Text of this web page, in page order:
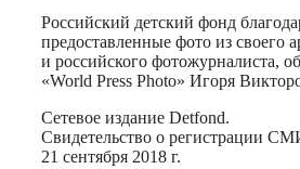
Российский детский фонд
предоставленные фото из своего
и российского фотожурналиста,
«World Press Photo» Игоря
Сетевое издание Detfond.
Свидетельство о регистрации
21 сентября 2018 г.